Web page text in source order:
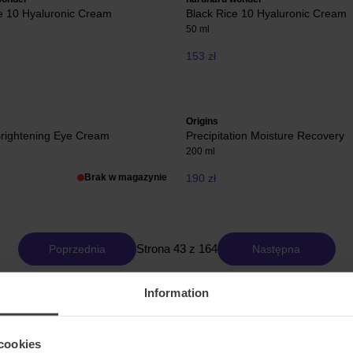
Information
10 Hyaluronic Cream Black Rice 10 Hyaluronic Cream
50 ml
153 zł
Eye Cream
Brak w magazynie
Origins
Precipitation Moisture Recovery
200 ml
190 zł
Poprzednia Strona 43 z 164 Następna